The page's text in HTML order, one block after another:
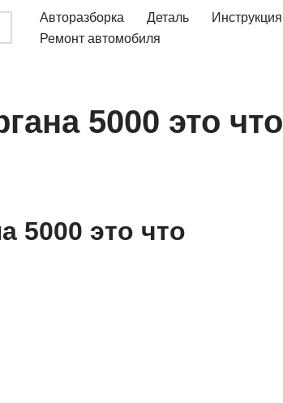
Авторазборка Деталь Инструкция
Ремонт автомобиля
5000 это что
5000 это что